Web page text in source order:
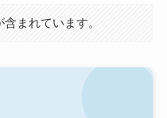
まれています。